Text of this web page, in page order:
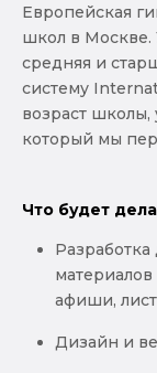
Европейская
школ в Москве.
средняя и
систему
возраст школы,
который мы
Что будет
афиши,
Дизайн и